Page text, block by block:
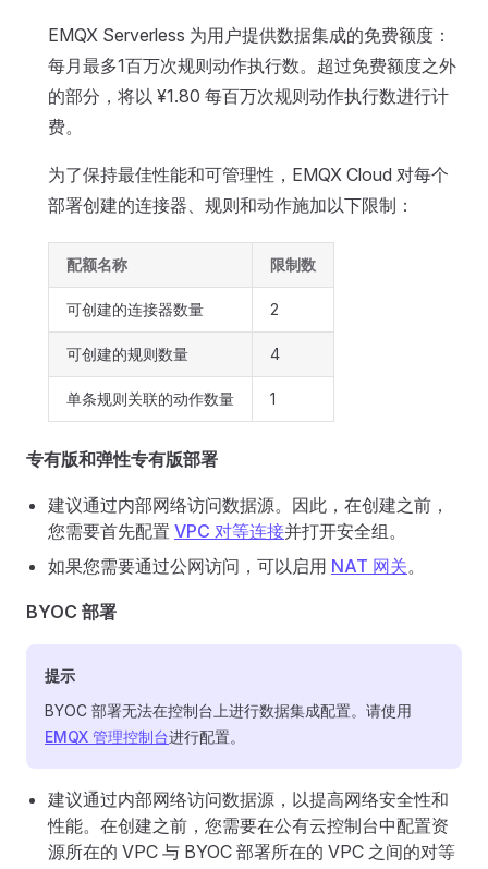
EMQX Serverless 为用户提供数据集成的免费额度：
每月最多1百万次规则动作执行数。超过免费额度之外
的部分，将以 ¥1.80 每百万次规则动作执行数进行计
费。
为了保持最佳性能和可管理性，EMQX Cloud 对每个
部署创建的连接器、规则和动作施加以下限制：
配额名称 限制数
可创建的连接器数量 2
可创建的规则数量 4
单条规则关联的动作数量 1
专有版和弹性专有版部署
建议通过内部网络访问数据源。因此，在创建之前，
您需要首先配置 VPC 对等连接并打开安全组。
如果您需要通过公网访问，可以启用 NAT 网关。
BYOC 部署
提示
BYOC 部署无法在控制台上进行数据集成配置。请使用
EMQX 管理控制台进行配置。
建议通过内部网络访问数据源，以提高网络安全性和
性能。在创建之前，您需要在公有云控制台中配置资
源所在的 VPC 与 BYOC 部署所在的 VPC 之间的对等